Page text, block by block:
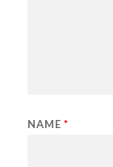
NAME *